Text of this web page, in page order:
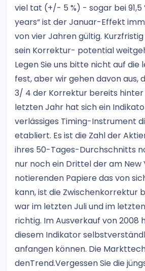
viel tat (+/- 5 %) - sogar bei 91,5
years“ ist der Januar-Effekt
von vier Jahren gültig.
sein Korrektur- potential
Legen Sie uns bitte nicht auf die
fest, aber wir gehen davon aus,
3/ 4 der Korrektur bereits hinter
letzten Jahr hat sich ein
verlässiges Timing-Instrument
etabliert. Es ist die Zahl der
ihres 50-Tages-Durchschnitts
nur noch ein Drittel der am
notierenden Papiere das von
kann, ist die Zwischenkorrektur
war im letzten Juli und im
richtig. Im Ausverkauf von 2008
diesem Indikator
anfangen können. Die
denTrend.Vergessen Sie die